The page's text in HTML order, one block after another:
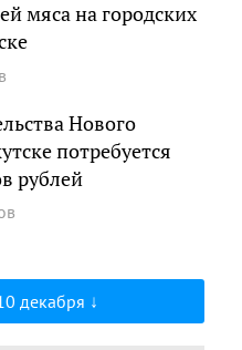
мяса на городских
Нового
потребуется
рублей
декабря